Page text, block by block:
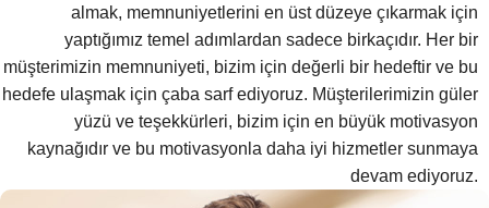
almak, memnuniyetlerini en üst düzeye çıkarmak için
yaptığımız temel adımlardan sadece birkaçıdır. Her bir
müşterimizin memnuniyeti, bizim için değerli bir hedeftir ve bu
hedefe ulaşmak için çaba sarf ediyoruz. Müşterilerimizin güler
yüzü ve teşekkürleri, bizim için en büyük motivasyon
kaynağıdır ve bu motivasyonla daha iyi hizmetler sunmaya
devam ediyoruz.